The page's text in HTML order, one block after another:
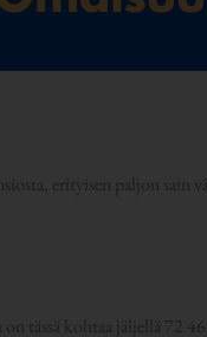
erityisen paljon sain
tässä kohtaa jäljellä 72